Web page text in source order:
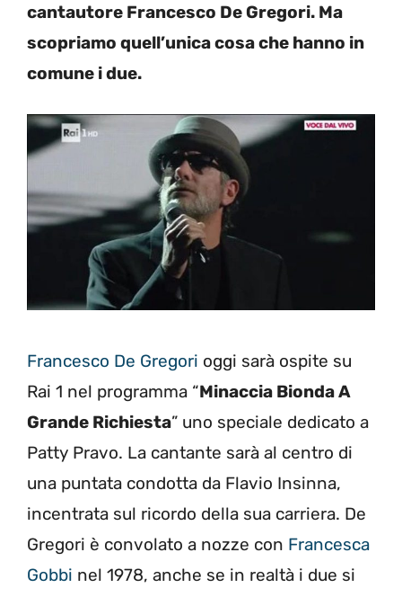
cantautore Francesco De Gregori. Ma
scopriamo quell’unica cosa che hanno in
comune i due.
Francesco De Gregori oggi sarà ospite su
Rai 1 nel programma “Minaccia Bionda A
Grande Richiesta” uno speciale dedicato a
Patty Pravo. La cantante sarà al centro di
una puntata condotta da Flavio Insinna,
incentrata sul ricordo della sua carriera. De
Gregori è convolato a nozze con Francesca
Gobbi nel 1978, anche se in realtà i due si